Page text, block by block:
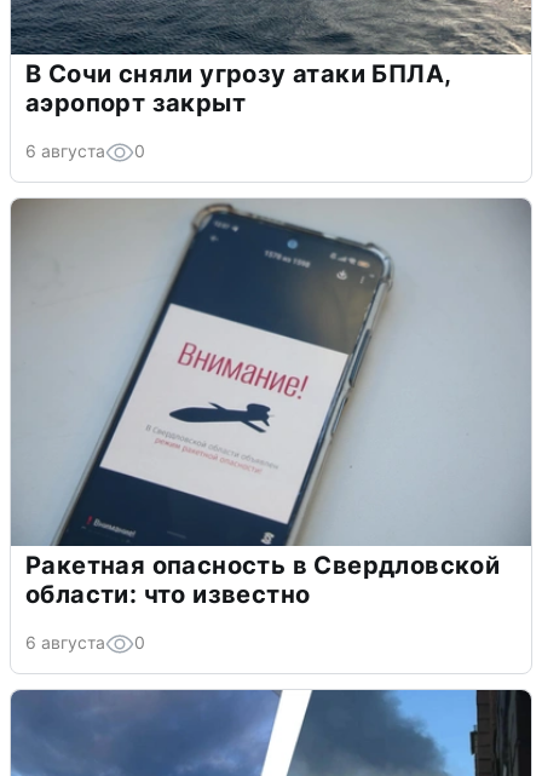
В Сочи сняли угрозу атаки БПЛА,
аэропорт закрыт
6 августа 0
Ракетная опасность в Свердловской
области: что известно
6 августа 0